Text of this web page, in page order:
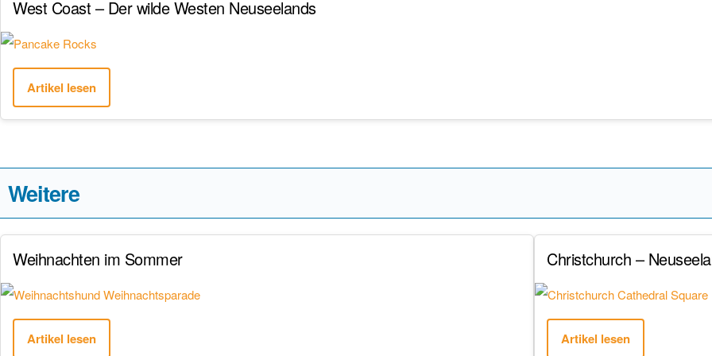
West Coast – Der wilde Westen Neuseelands
Artikel lesen
Weitere
Weihnachten im Sommer
Artikel lesen
Christchurch –
Artikel lesen